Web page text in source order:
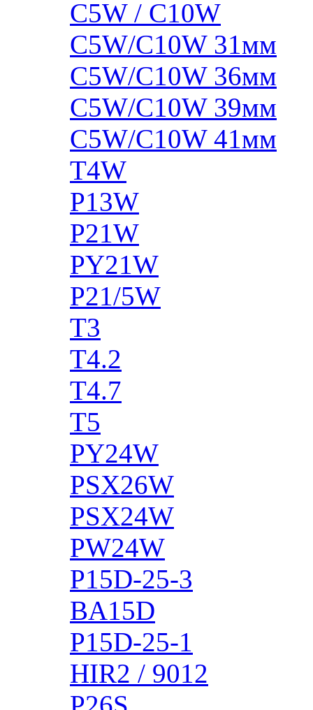
C5W / C10W
C5W/C10W 31мм
C5W/C10W 36мм
C5W/C10W 39мм
C5W/C10W 41мм
T4W
P13W
P21W
PY21W
P21/5W
T3
T4.2
T4.7
T5
PY24W
PSX26W
PSX24W
PW24W
P15D-25-3
BA15D
P15D-25-1
HIR2 / 9012